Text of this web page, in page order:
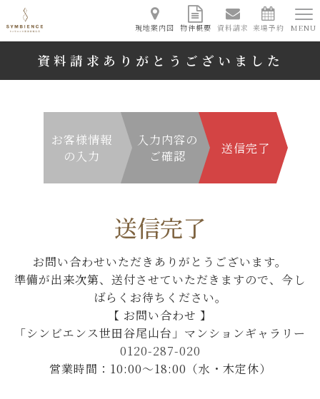
現地案内図 物件概要 資料請求 来場予約 MENU
資料請求ありがとうございました
お客様情報
の入力
入力内容の
ご確認
送信完了
送信完了
お問い合わせいただきありがとうございます。
準備が出来次第、送付させていただきますので、今し
ばらくお待ちください。
【 お問い合わせ 】
「シンビエンス世田谷尾山台」マンションギャラリー
0120-287-020
営業時間：10:00～18:00（水・木定休）